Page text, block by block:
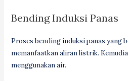
Bending Induksi Panas
Proses bending induksi panas yang
memanfaatkan aliran listrik.
menggunakan air.